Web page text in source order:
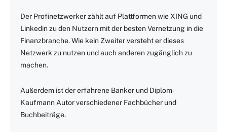
Der Profinetzwerker zählt auf Plattformen wie XING und
Linkedin zu den Nutzern mit der besten Vernetzung in die
Finanzbranche. Wie kein Zweiter versteht er dieses
Netzwerk zu nutzen und auch anderen zugänglich zu
machen.
Außerdem ist der erfahrene Banker und Diplom-
Kaufmann Autor verschiedener Fachbücher und
Buchbeiträge.